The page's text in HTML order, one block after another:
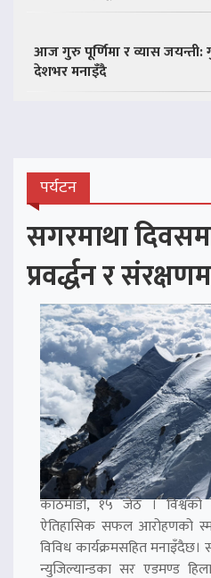
आज गुरु पूर्णिमा र व्यास जयन्ती:
देशभर मनाइँदै
पर्यटन
सगरमाथा
प्रवर्द्धन र
काठमाडौं, १५ जेठ । विश्वको
ऐतिहासिक सफल आरोहणको
विविध कार्यक्रमसहित
न्युजिल्यान्डका सर एडमण्ड